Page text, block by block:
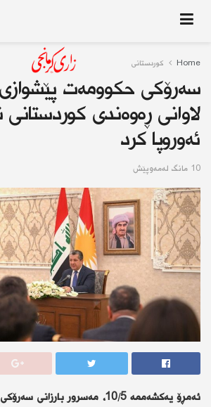
Home کوردستانى
سەرۆكی حکوومەت
لاوانی ڕەوەندی
ئەوروپا کرد
10 مانگ له‌مه‌وپێش
ئەمڕۆ یەکشەممە 10/5، مەسرور